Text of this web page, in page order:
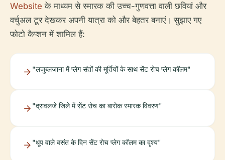
Website के माध्यम से स्मारक की उच्च-गुणवत्ता वाली छवियां और
वर्चुअल टूर देखकर अपनी यात्रा को और बेहतर बनाएं। सुझाए गए
फोटो कैप्शन में शामिल हैं:
"लजुब्लजाना में प्लेग संतों की मूर्तियों के साथ सेंट रोच प्लेग कॉलम"
"द्रावलजे जिले में सेंट रोच का बारोक स्मारक विवरण"
"धूप वाले वसंत के दिन सेंट रोच प्लेग कॉलम का दृश्य"